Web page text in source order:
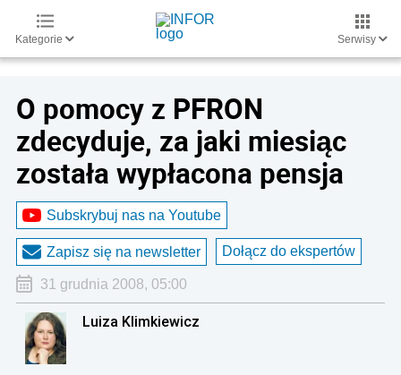
Kategorie Serwisy
O pomocy z PFRON
zdecyduje, za jaki miesiąc
została wypłacona pensja
Subskrybuj nas na Youtube
Zapisz się na newsletter Dołącz do ekspertów
31 grudnia 2008, 05:00
Luiza Klimkiewicz